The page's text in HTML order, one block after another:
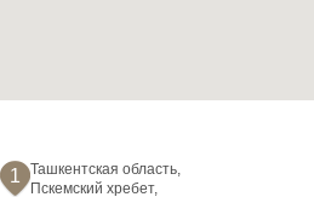
1
Ташкентская область,
Пскемский хребет,